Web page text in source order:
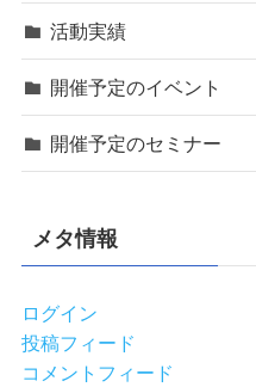
活動実績
開催予定のイベント
開催予定のセミナー
メタ情報
ログイン
投稿フィード
コメントフィード